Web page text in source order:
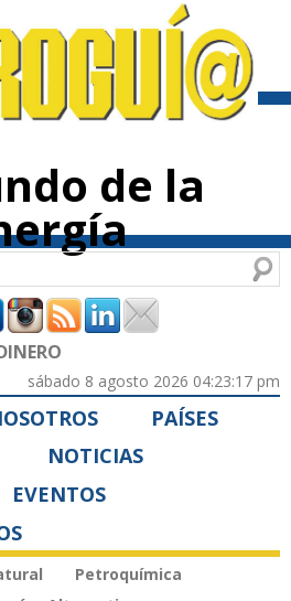
de la
sábado 8 agosto 2026 04:23:17 pm
PAÍSES
NOTICIAS
EVENTOS
Petroquímica